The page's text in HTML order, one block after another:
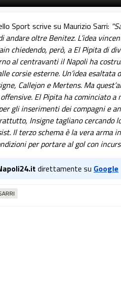
Sport scrive su Maurizio Sarri:
andare oltre Benitez. L’idea
chiedendo, però, a El Pipita di
al centravanti il Napoli ha
corsie esterne. Un’idea esaltata
Callejon e Mertens. Ma
El Pipita ha cominciato
gli inserimenti dei compagni e
Insigne tagliano cercando
Il terzo schema è la vera arma
per portare al gol con
direttamente su Google